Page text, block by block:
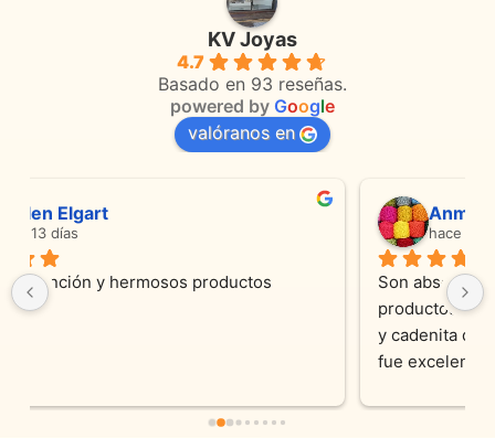
KV Joyas
4.7
Basado en 93 reseñas.
powered by Google
valóranos en
Anmamaca
Son absolutamente espectaculares tanto
productos como atencion. Hoy recibimos alianza
y cadenita que mandamos a reparar, el trabajo